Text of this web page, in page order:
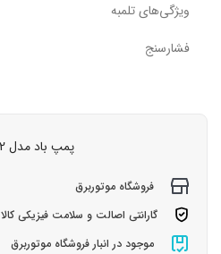
ویژگی‌های تلمبه
فشارسنج
پمپ باد مدل LGH-02
فروشگاه موتوربرق
گارانتی اصالت و سلامت فیزیکی کالا
موجود در انبار فروشگاه موتوربرق